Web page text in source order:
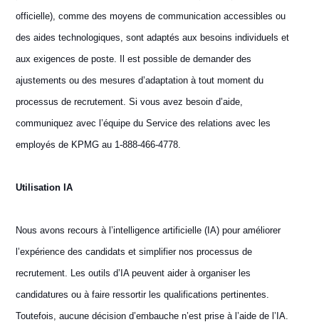
officielle), comme des moyens de communication accessibles ou
des aides technologiques, sont adaptés aux besoins individuels et
aux exigences de poste. Il est possible de demander des
ajustements ou des mesures d’adaptation à tout moment du
processus de recrutement. Si vous avez besoin d’aide,
communiquez avec l’équipe du Service des relations avec les
employés de KPMG au 1-888-466-4778.
Utilisation IA
Nous avons recours à l’intelligence artificielle (IA) pour améliorer
l’expérience des candidats et simplifier nos processus de
recrutement. Les outils d’IA peuvent aider à organiser les
candidatures ou à faire ressortir les qualifications pertinentes.
Toutefois, aucune décision d’embauche n’est prise à l’aide de l’IA.